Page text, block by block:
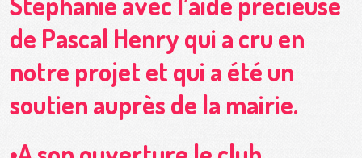
de Pascal Henry qui a cru en
notre projet et qui a été un
soutien auprès de la mairie.